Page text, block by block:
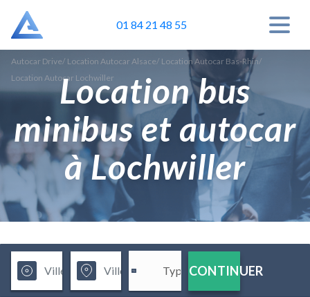
01 84 21 48 55
Autocar Drive/ Location Autocar Alsace/ Location Autocar Bas-Rhin/
Location Autocar Lochwiller
Location bus
minibus et autocar
à Lochwiller
CONTINUER